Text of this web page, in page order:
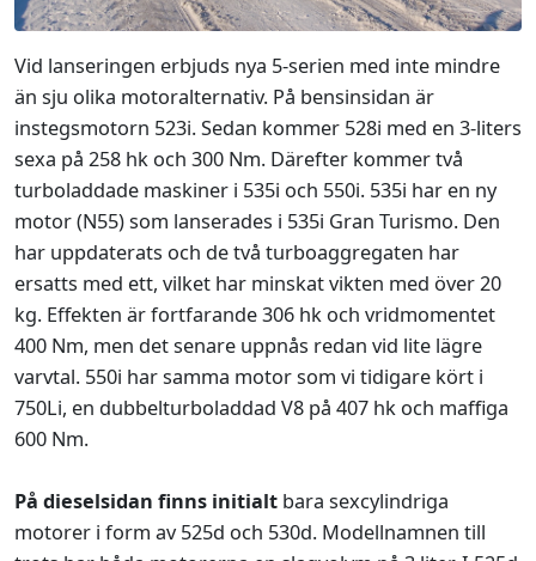
Vid lanseringen erbjuds nya 5-serien med inte mindre
än sju olika motoralternativ. På bensinsidan är
instegsmotorn 523i. Sedan kommer 528i med en 3-liters
sexa på 258 hk och 300 Nm. Därefter kommer två
turboladdade maskiner i 535i och 550i. 535i har en ny
motor (N55) som lanserades i 535i Gran Turismo. Den
har uppdaterats och de två turboaggregaten har
ersatts med ett, vilket har minskat vikten med över 20
kg. Effekten är fortfarande 306 hk och vridmomentet
400 Nm, men det senare uppnås redan vid lite lägre
varvtal. 550i har samma motor som vi tidigare kört i
750Li, en dubbelturboladdad V8 på 407 hk och maffiga
600 Nm.
På dieselsidan finns initialt bara sexcylindriga
motorer i form av 525d och 530d. Modellnamnen till